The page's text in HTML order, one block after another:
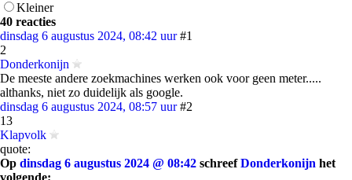
Kleiner
40 reacties
dinsdag 6 augustus 2024, 08:42 uur #1
2
Donderkonijn
De meeste andere zoekmachines werken ook voor geen meter.....
althanks, niet zo duidelijk als google.
dinsdag 6 augustus 2024, 08:57 uur #2
13
Klapvolk
quote:
Op dinsdag 6 augustus 2024 @ 08:42 schreefDonderkonijn het
volgende: